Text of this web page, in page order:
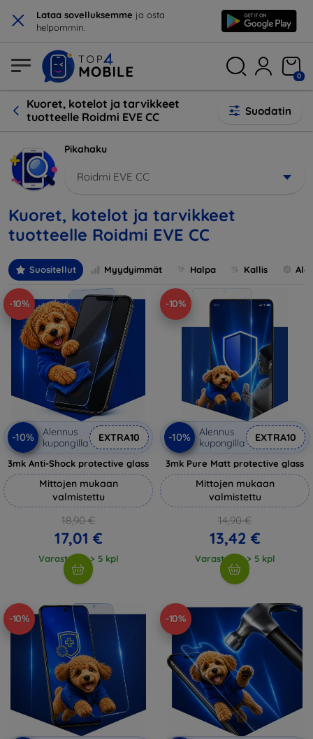
× Lataa sovelluksemme ja osta
helpommin.
0
Kuoret, kotelot ja tarvikkeet
tuotteelle Roidmi EVE CC
Suodatin
Pikahaku
Roidmi EVE CC
Kuoret, kotelot ja tarvikkeet
tuotteelle Roidmi EVE CC
Suositellut Myydyimmät Halpa Kallis
-10%
-10%
Alennus
kupongilla
EXTRA10
3mk Anti-Shock protective glass
Mittojen mukaan
valmistettu
18,90 €
17,01 €
Varastossa > 5 kpl
-10%
-10%
Alennus
kupongilla
EXTRA10
3mk Pure Matt protective glass
Mittojen mukaan
valmistettu
14,90 €
13,42 €
Varastossa > 5 kpl
-10% -10%